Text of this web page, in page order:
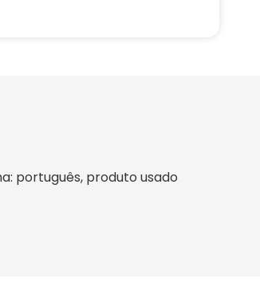
português, produto usado